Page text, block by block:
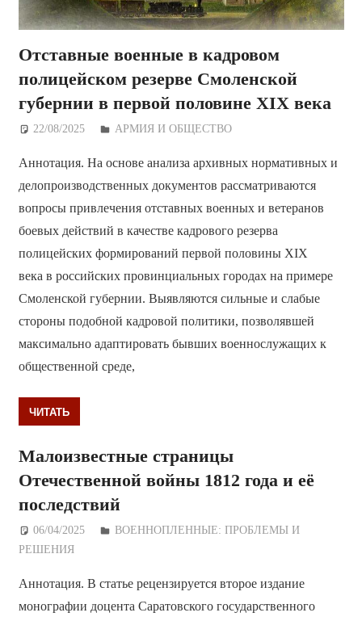
Отставные военные в кадровом
полицейском резерве Смоленской
губернии в первой половине ХIХ века
22/08/2025 Дежурный по Редакции
АРМИЯ И ОБЩЕСТВО
Аннотация. На основе анализа архивных нормативных и
делопроизводственных документов рассматриваются
вопросы привлечения отставных военных и ветеранов
боевых действий в качестве кадрового резерва
полицейских формирований первой половины ХIХ
века в российских провинциальных городах на примере
Смоленской губернии. Выявляются сильные и слабые
стороны подобной кадровой политики, позволявшей
максимально адаптировать бывших военнослужащих к
общественной среде,
ЧИТАТЬ
Малоизвестные страницы
Отечественной войны 1812 года и её
последствий
06/04/2025 Дежурный по Редакции
ВОЕННОПЛЕННЫЕ: ПРОБЛЕМЫ И
РЕШЕНИЯ
Аннотация. В статье рецензируется второе издание
монографии доцента Саратовского государственного